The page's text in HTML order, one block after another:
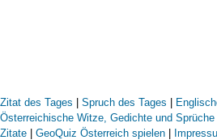
Zitat des Tages | Spruch des Tages |
Österreichische Witze, Gedichte und Sprüche
Zitate | GeoQuiz Österreich spielen |